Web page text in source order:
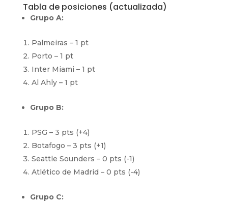
Tabla de posiciones (actualizada)
Grupo A:
Palmeiras – 1 pt
Porto – 1 pt
Inter Miami – 1 pt
Al Ahly – 1 pt
Grupo B:
PSG – 3 pts (+4)
Botafogo – 3 pts (+1)
Seattle Sounders – 0 pts (-1)
Atlético de Madrid – 0 pts (-4)
Grupo C: